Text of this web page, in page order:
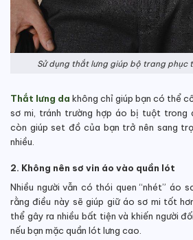
Sử dụng thắt lưng giúp bộ trang phục
Thắt lưng da không chỉ giúp bạn có thể
sơ mi, tránh trường hợp áo bị tuột trong
còn giúp set đồ của bạn trở nên sang
nhiều.
2. Không nên sơ vin áo vào quần lót
Nhiều người vẫn có thói quen “nhét” áo
rằng điều này sẽ giúp giữ áo sơ mi tốt
thể gây ra nhiều bất tiện và khiến người
nếu bạn mặc quần lót lưng cao.